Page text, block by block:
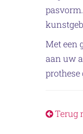
Met een
aan uw
Terug